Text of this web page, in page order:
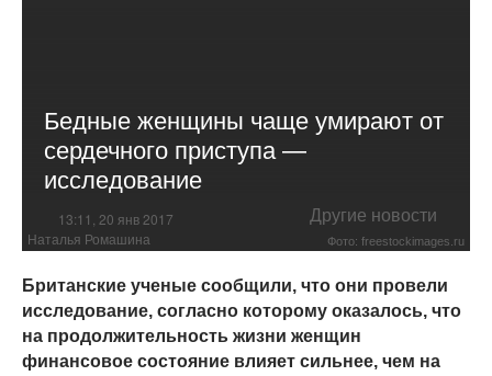
Бедные женщины чаще умирают от
сердечного приступа —
исследование
13:11, 20 янв 2017 Другие новости
Наталья Ромашина Фото: freestockimages.ru
Британские ученые сообщили, что они провели
исследование, согласно которому оказалось, что
на продолжительность жизни женщин
финансовое состояние влияет сильнее, чем на